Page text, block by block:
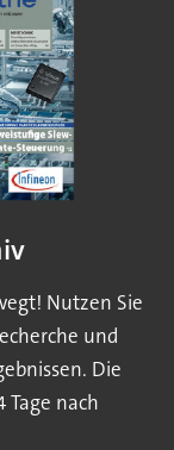
Nutzen Sie
und
Die
Tage nach